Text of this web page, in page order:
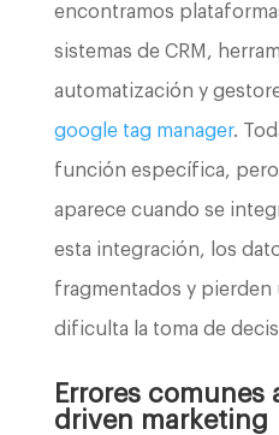
encontramos
sistemas de CRM,
automatización y
google tag manager.
función específica,
aparece cuando se
esta integración, los
fragmentados y pierden
dificulta la toma de
Errores comunes
driven marketing